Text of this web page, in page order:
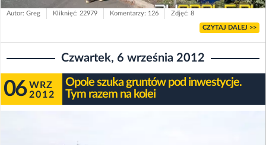
Autor: Greg Kliknięć: 22979 Komentarzy: 126 Zdjęć: 8
CZYTAJ DALEJ >>
Czwartek, 6 września 2012
06 WRZ
2012
Opole szuka gruntów pod inwestycje.
Tym razem na kolei